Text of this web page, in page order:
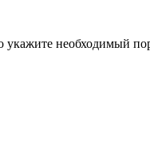
укажите необходимый